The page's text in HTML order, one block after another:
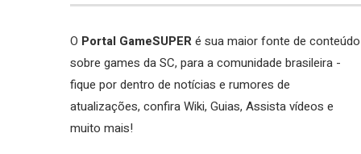
O Portal GameSUPERé sua maior fonte de conteúdo
sobre games da SC, para a comunidade brasileira -
fique por dentro de notícias e rumores de
atualizações, confira Wiki, Guias, Assista vídeos e
muito mais!